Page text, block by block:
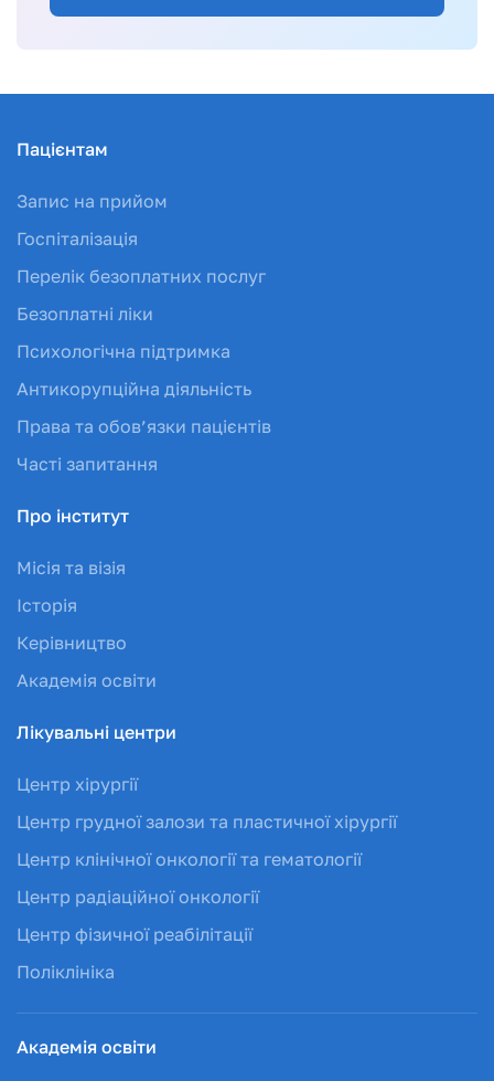
Пацієнтам
Запис на прийом
Госпіталізація
Перелік безоплатних послуг
Безоплатні ліки
Психологічна підтримка
Антикорупційна діяльність
Права та обов’язки пацієнтів
Часті запитання
Про інститут
Місія та візія
Історія
Керівництво
Академія освіти
Лікувальні центри
Центр хірургії
Центр грудної залози та пластичної хірургії
Центр клінічної онкології та гематології
Центр радіаційної онкології
Центр фізичної реабілітації
Поліклініка
Академія освіти